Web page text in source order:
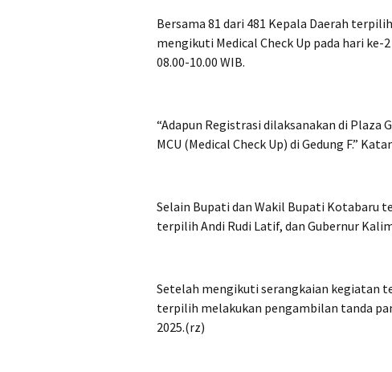
Bersama 81 dari 481 Kepala Daerah
mengikuti Medical Check Up pada hari ke-
08.00-10.00 WIB.
“Adapun Registrasi dilaksanakan di Plaza
MCU (Medical Check Up) di Gedung F.”
Selain Bupati dan Wakil Bupati Kotabaru
terpilih Andi Rudi Latif, dan Gubernur
Setelah mengikuti serangkaian kegiatan
terpilih melakukan pengambilan tanda
2025.(rz)